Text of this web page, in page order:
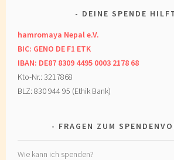
DEINE SPENDE
hamromaya Nepal e.V.
BIC: GENO DE F1 ETK
IBAN: DE87 8309 4495 0003 2178 68
Kto-Nr.: 3217868
BLZ: 830 944 95 (Ethik Bank)
FRAGEN ZUM
Wie kann ich spenden?